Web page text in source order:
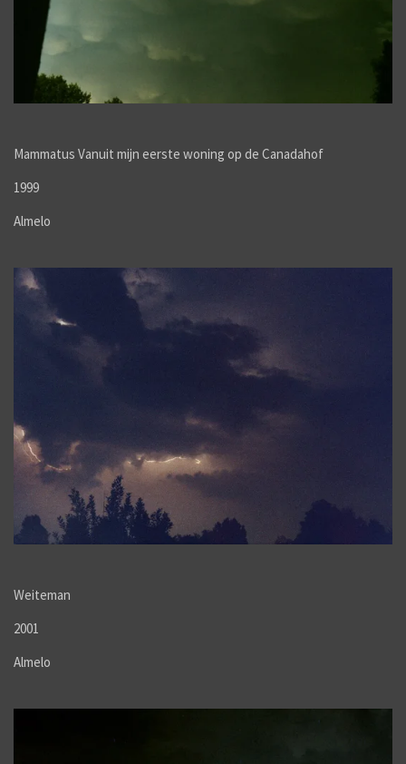
Mammatus Vanuit mijn eerste woning op de Canadahof
1999
Almelo
Weiteman
2001
Almelo